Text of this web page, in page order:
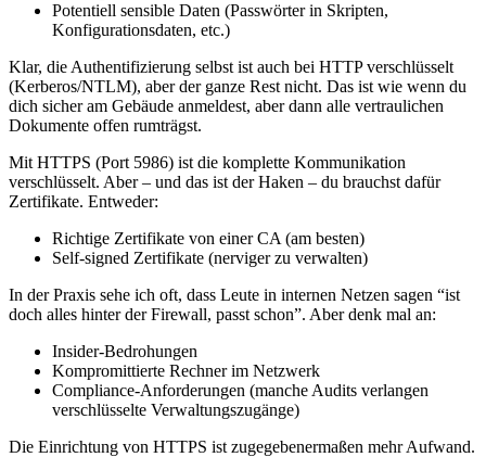
Potentiell sensible Daten (Passwörter in Skripten,
Konfigurationsdaten, etc.)
Klar, die Authentifizierung selbst ist auch bei HTTP verschlüsselt
(Kerberos/NTLM), aber der ganze Rest nicht. Das ist wie wenn du
dich sicher am Gebäude anmeldest, aber dann alle vertraulichen
Dokumente offen rumträgst.
Mit HTTPS (Port 5986) ist die komplette Kommunikation
verschlüsselt. Aber – und das ist der Haken – du brauchst dafür
Zertifikate. Entweder:
Richtige Zertifikate von einer CA (am besten)
Self-signed Zertifikate (nerviger zu verwalten)
In der Praxis sehe ich oft, dass Leute in internen Netzen sagen “ist
doch alles hinter der Firewall, passt schon”. Aber denk mal an:
Insider-Bedrohungen
Kompromittierte Rechner im Netzwerk
Compliance-Anforderungen (manche Audits verlangen
verschlüsselte Verwaltungszugänge)
Die Einrichtung von HTTPS ist zugegebenermaßen mehr Aufwand.